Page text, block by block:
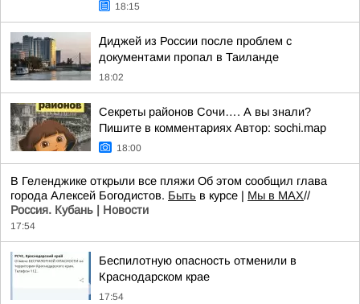
18:15
Диджей из России после проблем с
документами пропал в Таиланде
18:02
Секреты районов Сочи…. А вы знали?
Пишите в комментариях Автор: sochi.map
18:00
В Геленджике открыли все пляжи Об этом сообщил глава
города Алексей Богодистов. Быть в курсе | Мы в MAX//
Россия. Кубань | Новости
17:54
Беспилотную опасность отменили в
Краснодарском крае
17:54